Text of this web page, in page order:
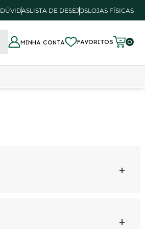
DÚVIDASLISTA DE DESEJOSLOJAS FÍSICAS
MINHA CONTA FAVORITOS 0
+
+